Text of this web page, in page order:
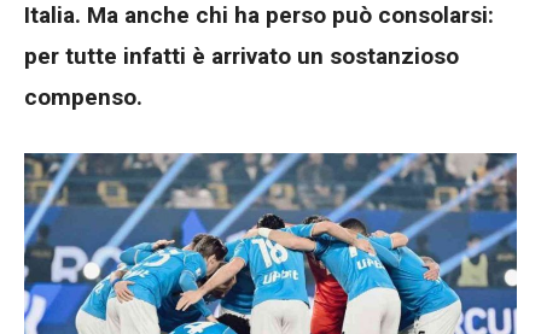
Italia. Ma anche chi ha perso può consolarsi:
per tutte infatti è arrivato un sostanzioso
compenso.